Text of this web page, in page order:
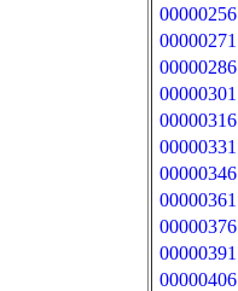
00000256
00000271
00000286
00000301
00000316
00000331
00000346
00000361
00000376
00000391
00000406